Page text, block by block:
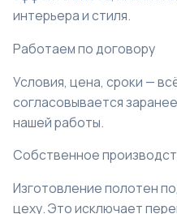
интерьера и стиля.
Работаем по договору
Условия, цена, сроки —
согласовывается
нашей работы.
Собственное
Изготовление полотен
цеху. Это исключает